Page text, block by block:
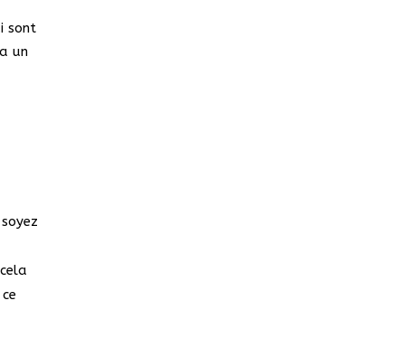
sont
un